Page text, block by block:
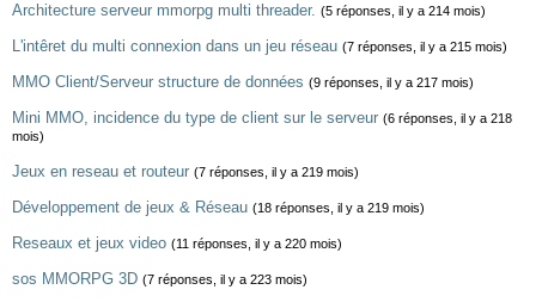
Architecture serveur mmorpg multi threader. (5 réponses, il y a 214 mois)
L'intêret du multi connexion dans un jeu réseau (7 réponses, il y a 215 mois)
MMO Client/Serveur structure de données (9 réponses, il y a 217 mois)
Mini MMO, incidence du type de client sur le serveur (6 réponses, il y a 218
mois)
Jeux en reseau et routeur (7 réponses, il y a 219 mois)
Développement de jeux & Réseau (18 réponses, il y a 219 mois)
Reseaux et jeux video (11 réponses, il y a 220 mois)
sos MMORPG 3D (7 réponses, il y a 223 mois)